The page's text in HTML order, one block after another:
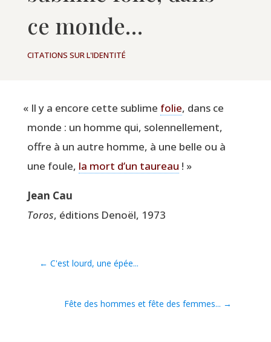
ce monde…
CITATIONS SUR L'IDENTITÉ
« Il y a encore cette sublime folie, dans ce
monde : un homme qui, solen­nel­le­ment,
offre à un autre homme, à une belle ou à
une foule, la mort d’un tau­reau ! »
Jean Cau
Toros, édi­tions Denoël, 1973
← C'est lourd, une épée...
Fête des hommes et fête des femmes... →